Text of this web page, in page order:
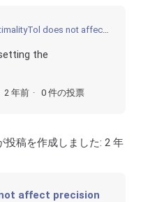
does not affect precision of solution
the
2 年前 0 件の投票
投稿を作成しました:2 年
affect precision